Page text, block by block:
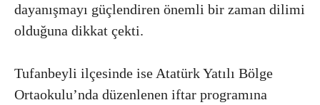
dayanışmayı güçlendiren önemli bir zaman dilimi
olduğuna dikkat çekti.
Tufanbeyli ilçesinde ise Atatürk Yatılı Bölge
Ortaokulu’nda düzenlenen iftar programına